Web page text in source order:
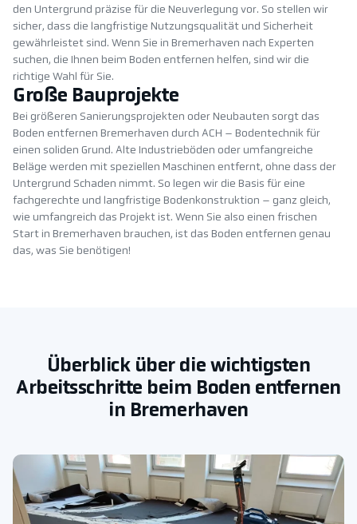
den Untergrund präzise für die Neuverlegung vor. So stellen wir
sicher, dass die langfristige Nutzungsqualität und Sicherheit
gewährleistet sind. Wenn Sie in Bremerhaven nach Experten
suchen, die Ihnen beim Boden entfernen helfen, sind wir die
richtige Wahl für Sie.
Große Bauprojekte
Bei größeren Sanierungsprojekten oder Neubauten sorgt das
Boden entfernen Bremerhaven durch ACH – Bodentechnik für
einen soliden Grund. Alte Industrieböden oder umfangreiche
Beläge werden mit speziellen Maschinen entfernt, ohne dass der
Untergrund Schaden nimmt. So legen wir die Basis für eine
fachgerechte und langfristige Bodenkonstruktion – ganz gleich,
wie umfangreich das Projekt ist. Wenn Sie also einen frischen
Start in Bremerhaven brauchen, ist das Boden entfernen genau
das, was Sie benötigen!
Überblick über die wichtigsten
Arbeitsschritte beim Boden entfernen
in Bremerhaven